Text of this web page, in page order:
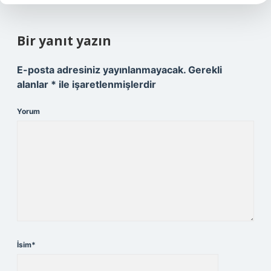
Bir yanıt yazın
E-posta adresiniz yayınlanmayacak. Gerekli
alanlar * ile işaretlenmişlerdir
Yorum
İsim*